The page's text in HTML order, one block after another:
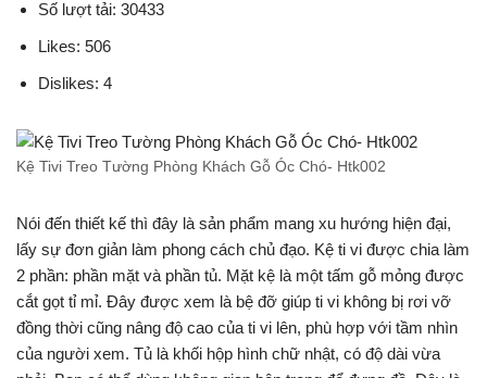
Số lượt tải: 30433
Likes: 506
Dislikes: 4
Kệ Tivi Treo Tường Phòng Khách Gỗ Óc Chó- Htk002
Nói đến thiết kế thì đây là sản phẩm mang xu hướng hiện đại,
lấy sự đơn giản làm phong cách chủ đạo. Kệ ti vi được chia làm
2 phần: phần mặt và phần tủ. Mặt kệ là một tấm gỗ mỏng được
cắt gọt tỉ mỉ. Đây được xem là bệ đỡ giúp ti vi không bị rơi vỡ
đồng thời cũng nâng độ cao của ti vi lên, phù hợp với tầm nhìn
của người xem. Tủ là khối hộp hình chữ nhật, có độ dài vừa